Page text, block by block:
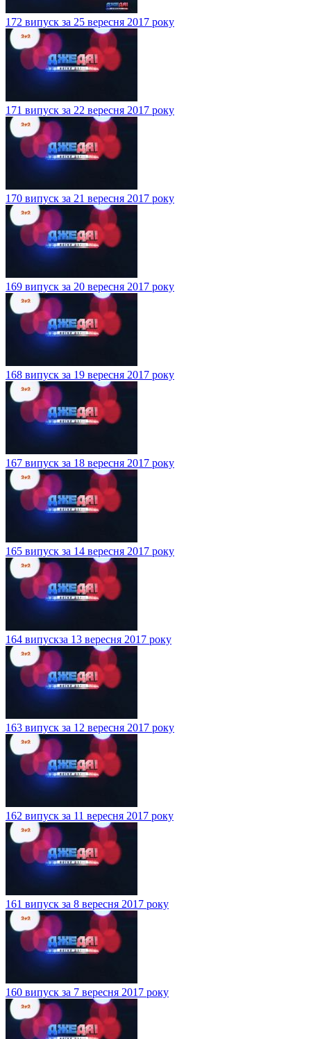
172 випуск за 25 вересня 2017 року
171 випуск за 22 вересня 2017 року
170 випуск за 21 вересня 2017 року
169 випуск за 20 вересня 2017 року
168 випуск за 19 вересня 2017 року
167 випуск за 18 вересня 2017 року
165 випуск за 14 вересня 2017 року
164 випускза 13 вересня 2017 року
163 випуск за 12 вересня 2017 року
162 випуск за 11 вересня 2017 року
161 випуск за 8 вересня 2017 року
160 випуск за 7 вересня 2017 року